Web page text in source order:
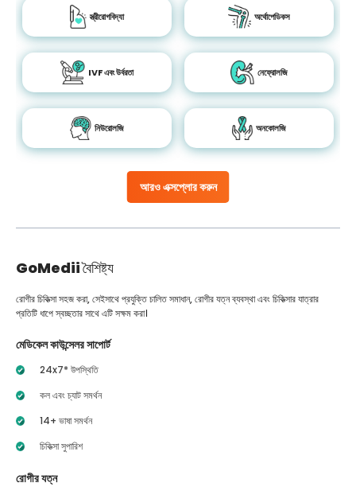
আরও এক্সপ্লোর করুন
স্ত্রীরোগবিদ্যা অর্থোপেডিকস
IVF এবং উর্বরতা নেফ্রোলজি
নিউরোলজি অনকোলজি
GoMediiবৈশিষ্ট্য
রোগীর চিকিত্সা সহজ করা, সেইসাথে প্রযুক্তি চালিত সমাধান, রোগীর যত্ন ব্যবস্থা এবং চিকিত্সার যাত্রার
প্রতিটি ধাপে স্বচ্ছতার সাথে এটি সক্ষম করা।
মেডিকেল কাউন্সেলর সাপোর্ট
24x7* উপস্থিতি
কল এবং চ্যাট সমর্থন
14+ ভাষা সমর্থন
চিকিত্সা সুপারিশ
রোগীর যত্ন